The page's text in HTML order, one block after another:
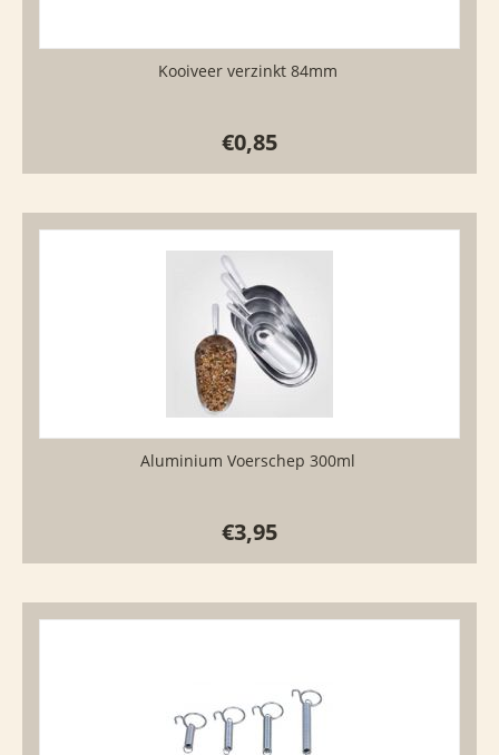
Kooiveer verzinkt 84mm
€0,85
Aluminium Voerschep 300ml
€3,95